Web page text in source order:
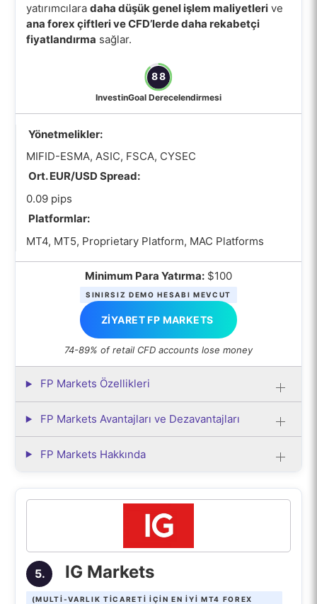
yatırımcılara daha düşük genel işlem maliyetlerive
ana forex çiftleri ve CFD’lerde daha rekabetçi
fiyatlandırma sağlar.
88
InvestinGoal Derecelendirmesi
Yönetmelikler:
MIFID-ESMA, ASIC, FSCA, CYSEC
Ort. EUR/USD Spread:
0.09 pips
Platformlar:
MT4, MT5, Proprietary Platform, MAC Platforms
Minimum Para Yatırma: $100
SINIRSIZ DEMO HESABI MEVCUT
ZIYARET FP MARKETS
74-89% of retail CFD accounts lose money
FP Markets Özellikleri
FP Markets Avantajları ve Dezavantajları
FP Markets Hakkında
5. IG Markets
(MULTI-VARLIK TICARETI IÇIN EN IYI MT4 FOREX